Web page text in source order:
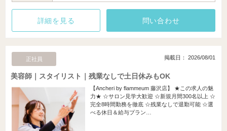
詳細を見る 問い合わせ
正社員 掲載日： 2026/08/01
美容師｜スタイリスト｜残業なしで土日休みもOK
【Ancheri by flammeum 藤沢店】 ★この求人の魅
力★ ☆サロン見学大歓迎 ☆新規月間300名以上 ☆
完全8時間勤務を徹底 ☆残業なしで退勤可能 ☆選
べる休日＆給与プラン…